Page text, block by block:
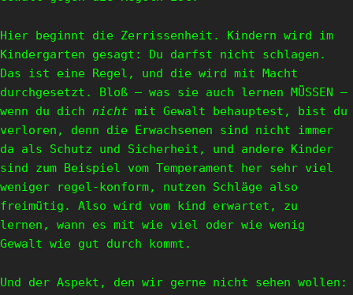
Hier beginnt die Zerrissenheit. Kindern wird im
Kindergarten gesagt: Du darfst nicht schlagen.
Das ist eine Regel, und die wird mit Macht
durchgesetzt. Bloß – was sie auch lernen MÜSSEN –
wenn du dich nicht mit Gewalt behauptest, bist du
verloren, denn die Erwachsenen sind nicht immer
da als Schutz und Sicherheit, und andere Kinder
sind zum Beispiel vom Temperament her sehr viel
weniger regel-konform, nutzen Schläge also
freimütig. Also wird vom kind erwartet, zu
lernen, wann es mit wie viel oder wie wenig
Gewalt wie gut durch kommt.
Und der Aspekt, den wir gerne nicht sehen wollen: